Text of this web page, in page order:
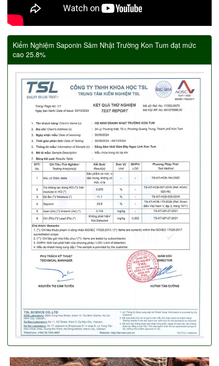
Kiểm Nghiệm Saponin Sâm Nhật Trường Kon Tum đạt mức
cao 25.8%